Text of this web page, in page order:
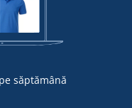
săptămână